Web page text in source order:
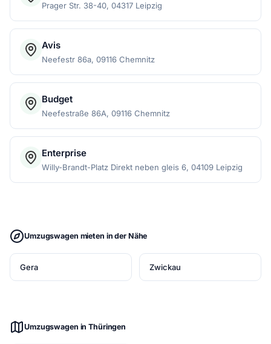
Prager Str. 38-40, 04317 Leipzig
Avis
Neefestr 86a, 09116 Chemnitz
Budget
Neefestraße 86A, 09116 Chemnitz
Enterprise
Willy-Brandt-Platz Direkt neben gleis 6, 04109 Leipzig
Umzugswagen mieten in der Nähe
Gera Zwickau
Umzugswagen in Thüringen